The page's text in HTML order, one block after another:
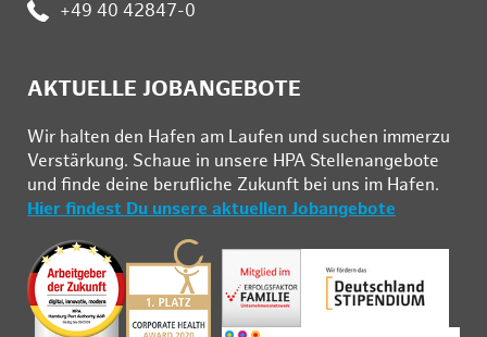
Telefon:
+49 40 42847-0
AKTUELLE JOBANGEBOTE
Wir hal­ten den Ha­fen am Lau­fen und su­chen im­mer­zu
Ver­stär­kung. Schau­e in un­se­re HPA Stel­len­an­ge­bo­te
und fin­de deine be­ruf­li­che Zu­kunft bei uns im Ha­fen.
Hier findest Du unsere aktuellen Jobangebote